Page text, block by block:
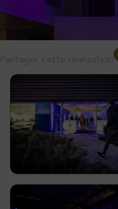
Partager cette réalisation